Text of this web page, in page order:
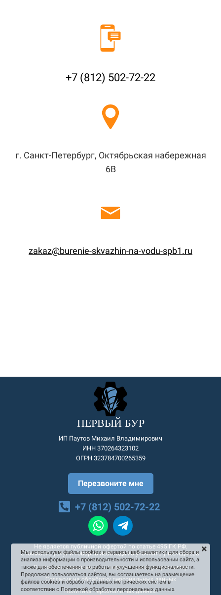
+7 (812) 502-72-22
г. Санкт-Петербург, Октябрьская набережная
6В
zakaz@burenie-skvazhin-na-vodu-spb1.ru
ПЕРВЫЙ БУР
ИП Паутов Михаил Владимирович
ИНН 370264323102
ОГРН 323784700265359
Перезвоните мне
+7 (812) 502-72-22
Не является публичной офертой по статье 495 ГК РФ.
Стоимость услуг и товаров необходимо уточнять у менеджера.
Согласие на рекламную и информационную рассылку
Согласие на обработку персональных данных
Политика персональных данных
Мы используем файлы cookies и сервисы веб-аналитики для сбора и
анализа информации о производительности и использовании сайта, а
также для обеспечения его работы и улучшения функциональности.
Продолжая пользоваться сайтом, вы соглашаетесь на размещение
файлов cookies и обработку данных метрических систем в
соответствии с Политикой обработки персональных данных.